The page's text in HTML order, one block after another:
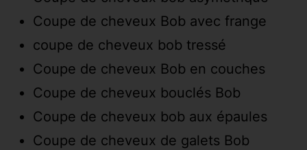
Coupe de cheveux Bob avec frange
coupe de cheveux bob tressé
Coupe de cheveux Bob en couches
Coupe de cheveux bouclés Bob
Coupe de cheveux bob aux épaules
Coupe de cheveux de galets Bob